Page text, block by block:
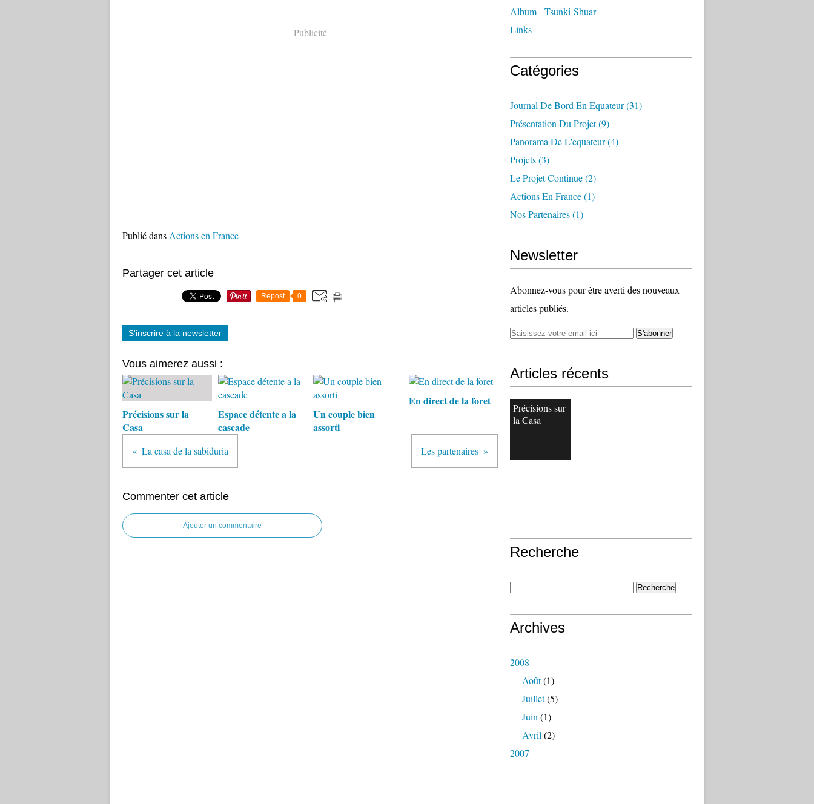
Publicité
Publié dans Actions en France
Partager cet article
Repost 0
S'inscrire à la newsletter
Vous aimerez aussi :
Précisions sur la
Casa
Espace détente a la
cascade
Un couple bien
assorti
En direct de la foret
La casa de la sabiduria Les partenaires
Commenter cet article
Ajouter un commentaire
Album - Tsunki-Shuar
Links
Catégories
Journal De Bord En Equateur(31)
Présentation Du Projet(9)
Panorama De L'equateur(4)
Projets(3)
Le Projet Continue(2)
Actions En France(1)
Nos Partenaires(1)
Newsletter
Abonnez-vous pour être averti des nouveaux
articles publiés.
Articles récents
Précisions sur
la Casa
Recherche
Archives
2008
Août(1)
Juillet(5)
Juin (1)
Avril (2)
2007